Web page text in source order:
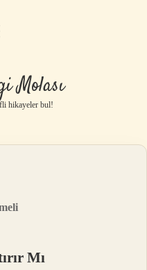
Molası
hikayeler bul!
Mı